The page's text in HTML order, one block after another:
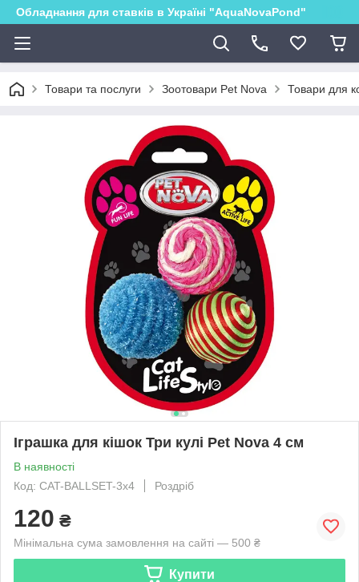
Обладнання для ставків в Україні "AquaNovaPond"
Товари та послуги Зоотовари Pet Nova Товари для
Іграшка для кішок Три кулі Pet Nova 4 см
В наявності
Код: CAT-BALLSET-3x4
Роздріб
120 ₴
Мінімальна сума замовлення на сайті — 500 ₴
Купити